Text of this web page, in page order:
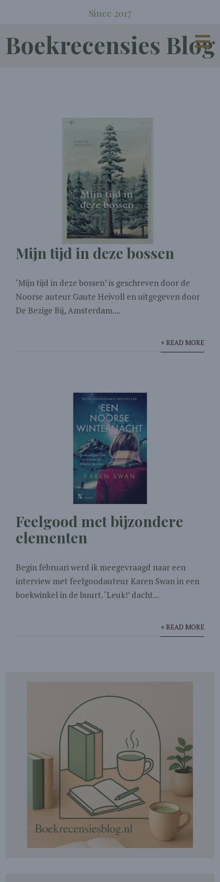
Since 2017
Boekrecensies Blog
Mijn tijd in deze bossen
‘Mijn tijd in deze bossen’ is geschreven door de
Noorse auteur Gaute Heivoll en uitgegeven door
De Bezige Bij, Amsterdam....
+ READ MORE
Feelgood met bijzondere
elementen
Begin februari werd ik meegevraagd naar een
interview met feelgoodauteur Karen Swan in een
boekwinkel in de buurt. ‘Leuk!’ dacht...
+ READ MORE